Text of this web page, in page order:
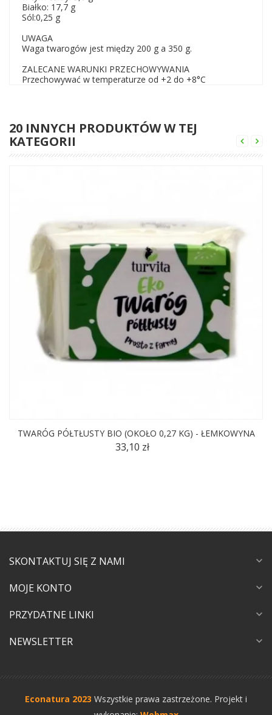
Białko: 17,7 g
Sól:0,25 g
UWAGA
Waga twarogów jest między 200 g a 350 g.
ZALECANE WARUNKI PRZECHOWYWANIA
Przechowywać w temperaturze od +2 do +8°C
20 INNYCH PRODUKTÓW W TEJ
KATEGORII
TWARÓG PÓŁTŁUSTY BIO (OKOŁO 0,27 KG) - ŁEMKOWYNA
33,10 zł
SKONTAKTUJ SIĘ Z NAMI expand_more
MOJE KONTO expand_more
PRZYDATNE LINKI expand_more
NEWSLETTER expand_more
Econatura 2023 Wszystkie prawa zastrzeżone. Projekt i